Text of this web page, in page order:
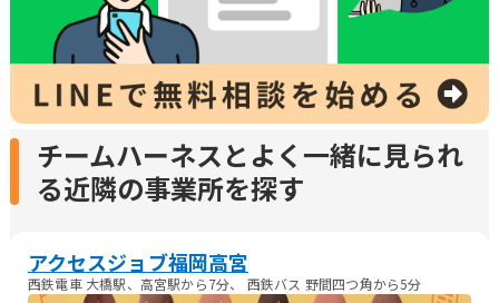
チームハーネスとよく一緒に見られ
る近隣の事業所を探す
アクセスジョブ福岡高宮
西鉄電車 大橋駅、高宮駅から7分、 西鉄バス 野間四つ角から5分